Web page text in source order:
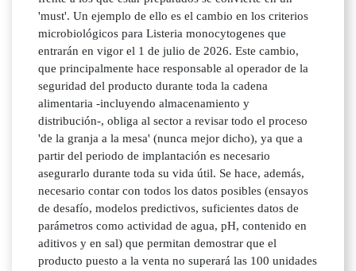
'must'. Un ejemplo de ello es el cambio en los criterios
microbiológicos para Listeria monocytogenes que
entrarán en vigor el 1 de julio de 2026. Este cambio,
que principalmente hace responsable al operador de la
seguridad del producto durante toda la cadena
alimentaria -incluyendo almacenamiento y
distribución-, obliga al sector a revisar todo el proceso
'de la granja a la mesa' (nunca mejor dicho), ya que a
partir del periodo de implantación es necesario
asegurarlo durante toda su vida útil. Se hace, además,
necesario contar con todos los datos posibles (ensayos
de desafío, modelos predictivos, suficientes datos de
parámetros como actividad de agua, pH, contenido en
aditivos y en sal) que permitan demostrar que el
producto puesto a la venta no superará las 100 unidades